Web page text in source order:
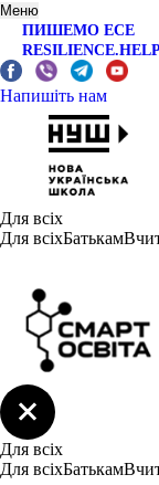
Меню
ПИШЕМО ЕСЕ
RESILIENCE.HELP
Напишіть нам
Для всіх
Для всіхБатькам
Для всіх
Для всіхБатькам